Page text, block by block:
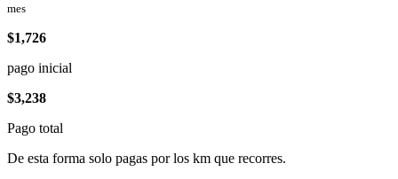
mes
$1,726
pago inicial
$3,238
Pago total
De esta forma solo pagas por los km que recorres.